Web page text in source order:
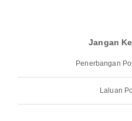
Jangan
Penerbangan
Laluan